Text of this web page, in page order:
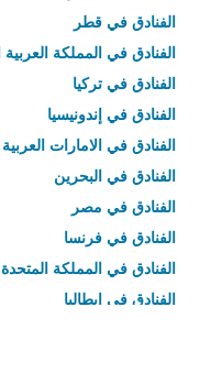
الفنادق في قطر
الفنادق في المملكة
الفنادق في تركيا
الفنادق في إندونيسيا
الفنادق في الامارات
الفنادق في البحرين
الفنادق في مصر
الفنادق في فرنسا
الفنادق في المملكة المتحدة
الفنادق في إيطاليا